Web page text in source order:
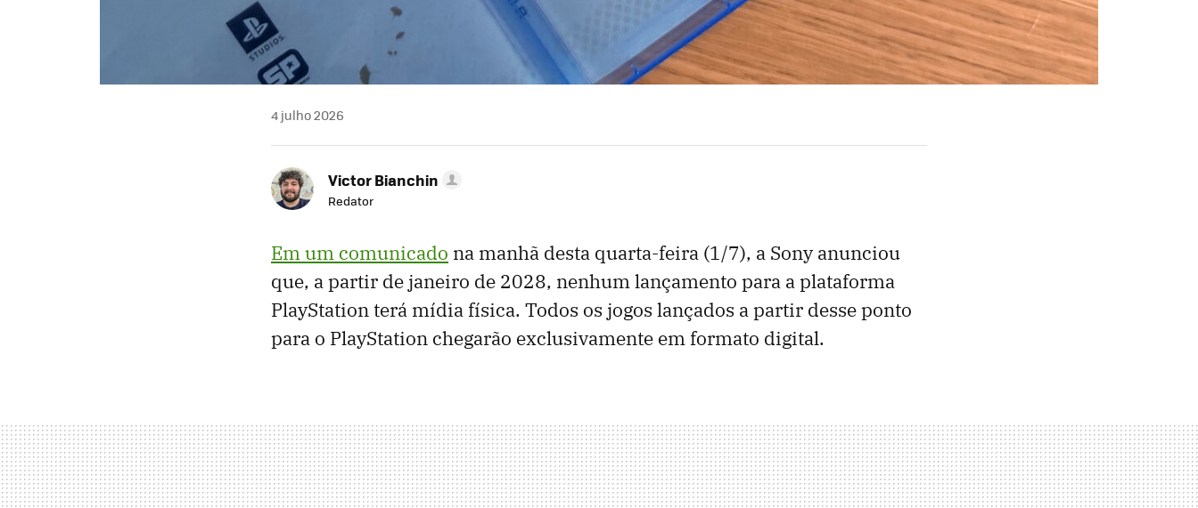
4 julho 2026
Victor Bianchin
Redator
Em um comunicado na manhã desta quarta-feira (1/7), a Sony anunciou
que, a partir de janeiro de 2028, nenhum lançamento para a plataforma
PlayStation terá mídia física. Todos os jogos lançados a partir desse ponto
para o PlayStation chegarão exclusivamente em formato digital.